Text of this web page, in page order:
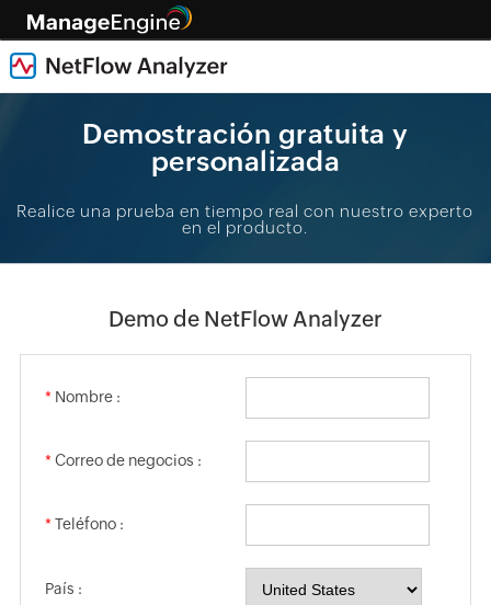
Demostración gratuita y
personalizada
Realice una prueba en tiempo real con nuestro experto
en el producto.
Demo de NetFlow Analyzer
* Nombre :
* Correo de negocios :
* Teléfono :
País :